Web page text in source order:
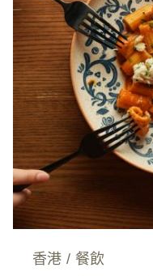
香港 / 餐飲